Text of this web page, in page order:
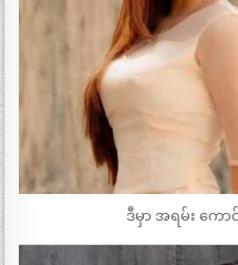
ဒီမှာ အရမ်း ကေ